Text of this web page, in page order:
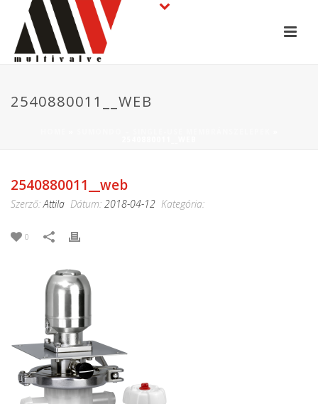
2540880011__WEB
2540880011__web
Szerző:Attila Dátum: 2018-04-12 Kategória:
0